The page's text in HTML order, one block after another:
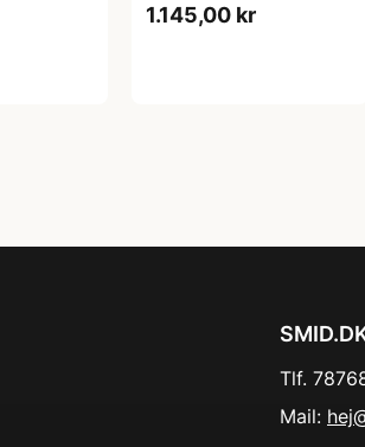
1.145,00 kr
Tlf.
Mail: